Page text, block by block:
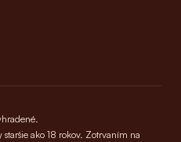
ako 18 rokov. Zotrvaním na